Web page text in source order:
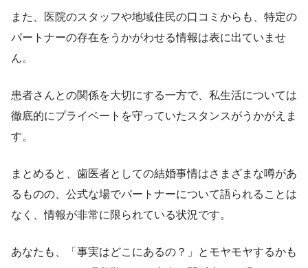
また、医院のスタッフや地域住民の口コミからも、特定の
パートナーの存在をうかがわせる情報は表に出ていませ
ん。
患者さんとの関係を大切にする一方で、私生活については
徹底的にプライベートを守っていたスタンスがうかがえま
す。
まとめると、歯医者としての結婚事情はさまざまな噂があ
るものの、公式な場でパートナーについて語られることは
なく、情報が非常に限られている状況です。
あなたも、「事実はどこにあるの？」とモヤモヤするかも